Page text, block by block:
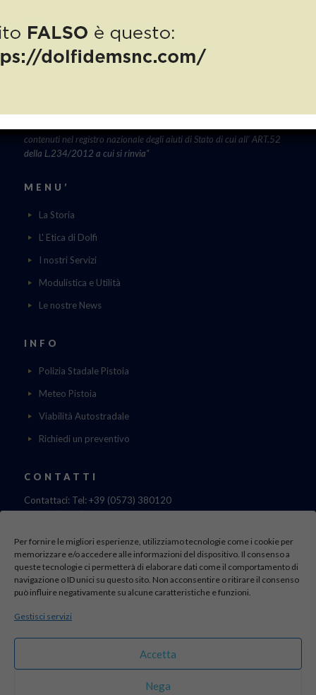
Per fornire le migliori esperienze, utilizziamo tecnologie come i cookie per
memorizzare e/o accedere alle informazioni del dispositivo. Il consenso a
queste tecnologie ci permetterà di elaborare dati come il comportamento di
navigazione o ID unici su questo sito. Non acconsentire o ritirare il consenso
può influire negativamente su alcune caratteristiche e funzioni.
Gestisci servizi
Accetta
Nega
contenuti nel registro nazionale degli aiuti di Stato di cui all’ ART.52
della L.234/2012 a cui si rinvia“
MENU’
La Storia
L' Etica di Dolfi
I nostri Servizi
Modulistica e Utilità
Le nostre News
INFO
Polizia Stadale Pistoia
Meteo Pistoia
Viabilità Autostradale
Richiedi un preventivo
CONTATTI
Contattaci: Tel: +39 (0573) 380120
Fax: 39 (0573) 985420
Via di Canapale, 10
51100 PISTOIA
Find us here:
sito realizzato da